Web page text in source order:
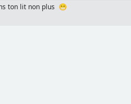
ton lit non plus 😁